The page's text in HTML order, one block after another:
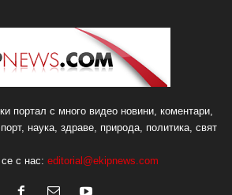
портал с много видео новини, коментари,
наука, здраве, природа, политика, свят
с нас: editorial@ekipnews.com